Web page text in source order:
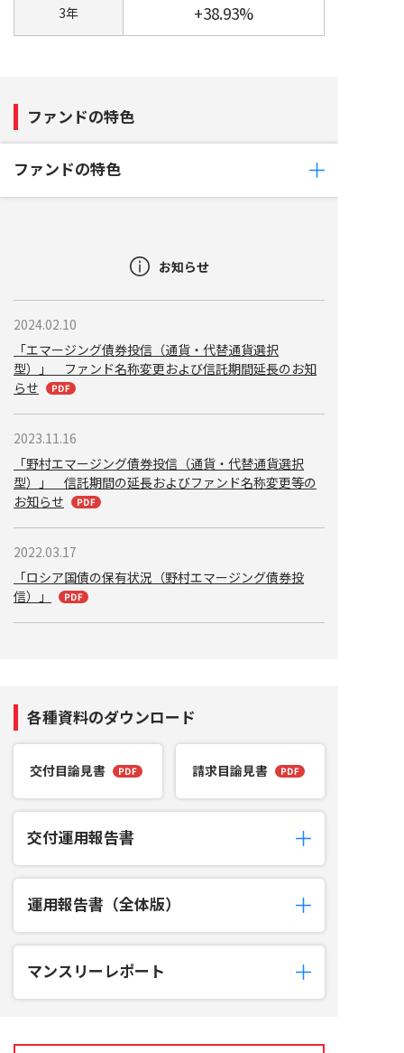
3年 +38.93%
ファンドの特色
ファンドの特色
お知らせ
2024.02.10
「エマージング債券投信（通貨・代替通貨選択
型）」 ファンド名称変更および信託期間延長のお知
らせ
2023.11.16
「野村エマージング債券投信（通貨・代替通貨選択
型）」 信託期間の延長およびファンド名称変更等の
お知らせ
2022.03.17
「ロシア国債の保有状況（野村エマージング債券投
信）」
各種資料のダウンロード
交付目論見書 請求目論見書
交付運用報告書
運用報告書（全体版）
マンスリーレポート